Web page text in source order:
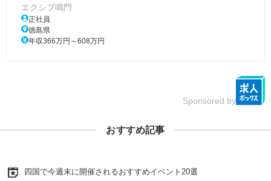
エクシブ鳴門
正社員
徳島県
年収366万円～608万円
Sponsored by
おすすめ記事
四国で今週末に開催されるおすすめイベント20選